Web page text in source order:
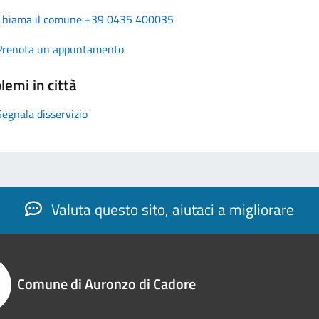
il comune +39 0435 400035
un appuntamento
in città
disservizio
Valuta questo sito, aiutaci a migliorare
Comune di Auronzo di Cadore